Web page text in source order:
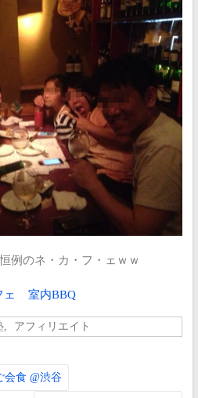
例のネ・カ・フ・ェｗｗ
ェ 室内BBQ
, アフィリエイト
会食 @渋谷